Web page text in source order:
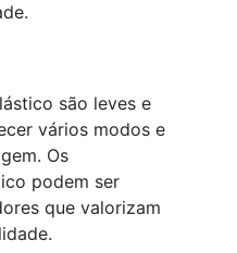
são leves e
vários modos e
Os
podem ser
que valorizam